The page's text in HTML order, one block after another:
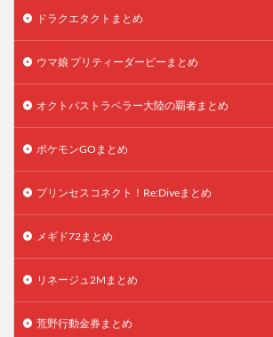
ドラクエタクトまとめ
ウマ娘 プリティーダービーまとめ
オクトパストラベラー大陸の覇者まとめ
ポケモンGOまとめ
プリンセスコネクト！Re:Diveまとめ
メギド72まとめ
リネージュ2Mまとめ
荒野行動金券まとめ